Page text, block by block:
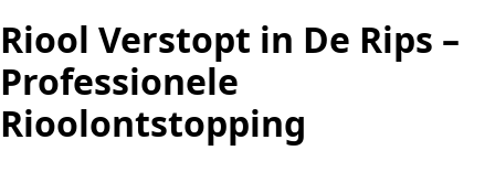
Riool Verstopt in De Rips –
Professionele
Rioolontstopping